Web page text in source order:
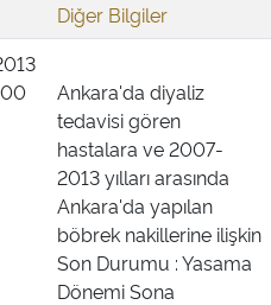
Diğer Bilgiler
Ankara'da diyaliz
tedavisi gören
hastalara ve 2007-
2013 yılları arasında
Ankara'da yapılan
böbrek nakillerine ilişkin
Son Durumu : Yasama
Dönemi Sona